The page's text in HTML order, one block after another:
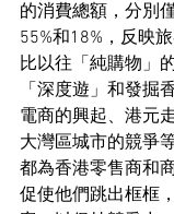
的消費總額，分別
55%和18%，反映
比以往「純購物」
「深度遊」和發掘
電商的興起、港元
大灣區城市的競爭
都為香港零售商和
促使他們跳出框框